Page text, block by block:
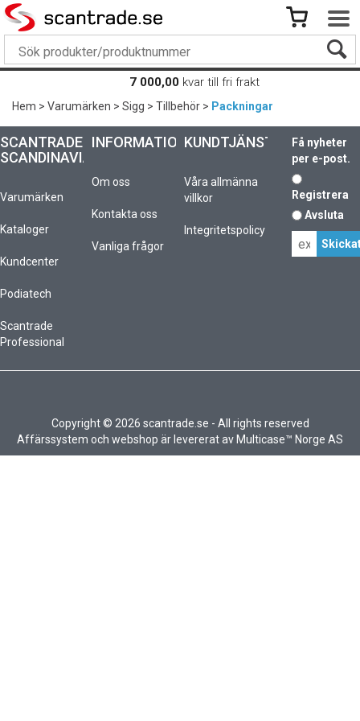
7 000,00 kvar till fri frakt
Hem>Varumärken>Sigg>Tillbehör> Packningar
SCANTRADE
SCANDINAVIA
Varumärken
Kataloger
Kundcenter
Podiatech
Scantrade
Professional
INFORMATION
Om oss
Kontakta oss
Vanliga frågor
KUNDTJÄNST
Våra allmänna
villkor
Integritetspolicy
Få nyheter
per e-post.
Registrera
Avsluta
Copyright © 2026 scantrade.se - All rights reserved
Affärssystem och webshop är levererat av Multicase™ Norge AS